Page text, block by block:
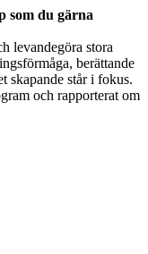
som du gärna
levandegöra stora
berättande
skapande står i fokus.
och rapporterat om